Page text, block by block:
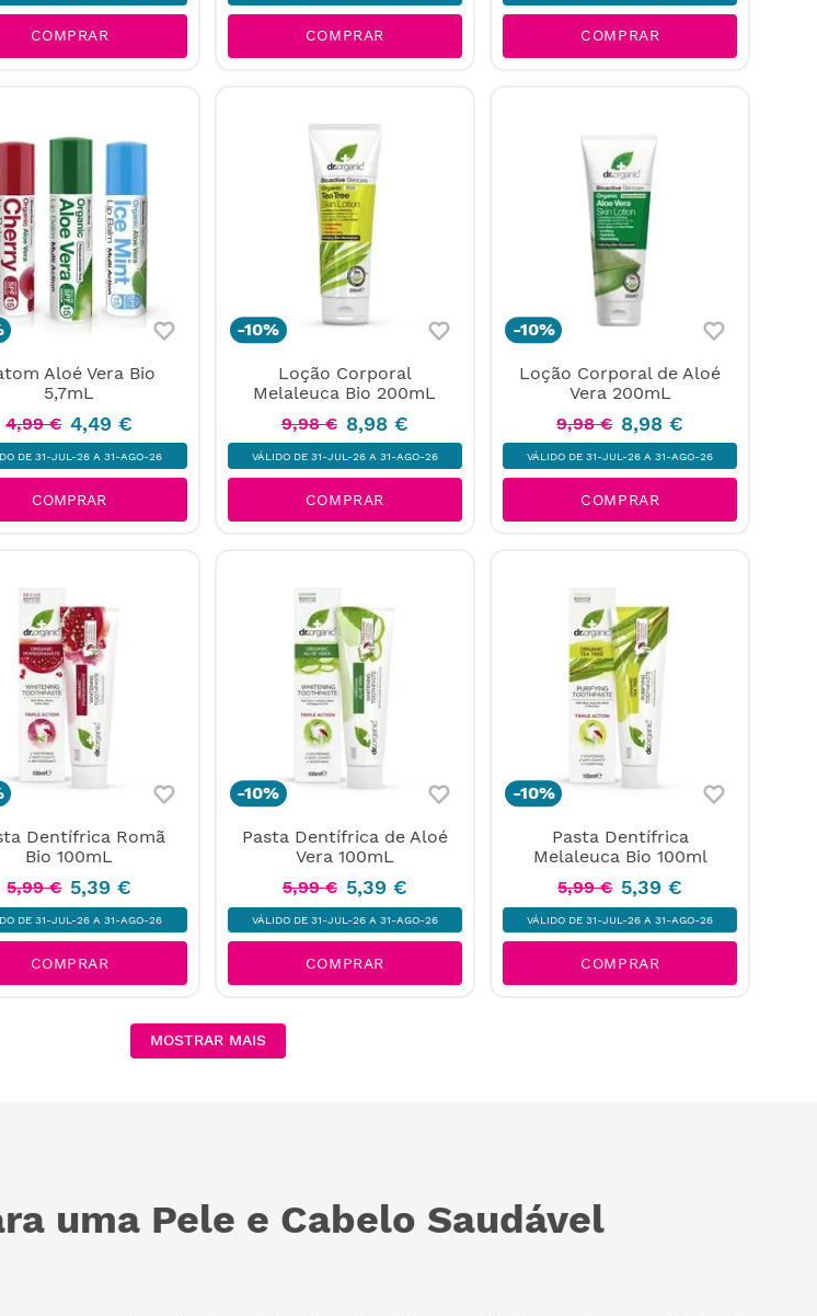
COMPRAR COMPRAR COMPRAR
Aloé Vera Bio
5,7mL
4,99 € 4,49 €
DE 31-JUL-26 A 31-AGO-26
COMPRAR
-10%
Loção Corporal
Melaleuca Bio 200mL
9,98 € 8,98 €
VÁLIDO DE 31-JUL-26 A 31-AGO-26
COMPRAR
-10%
Loção Corporal de Aloé
Vera 200mL
9,98 € 8,98 €
VÁLIDO DE 31-JUL-26 A 31-AGO-26
COMPRAR
Dentífrica Romã
Bio 100mL
5,99 € 5,39 €
DE 31-JUL-26 A 31-AGO-26
COMPRAR
-10%
Pasta Dentífrica de Aloé
Vera 100mL
5,99 € 5,39 €
VÁLIDO DE 31-JUL-26 A 31-AGO-26
COMPRAR
-10%
Pasta Dentífrica
Melaleuca Bio 100ml
5,99 € 5,39 €
VÁLIDO DE 31-JUL-26 A 31-AGO-26
COMPRAR
MOSTRAR MAIS
uma Pele e Cabelo Saudável